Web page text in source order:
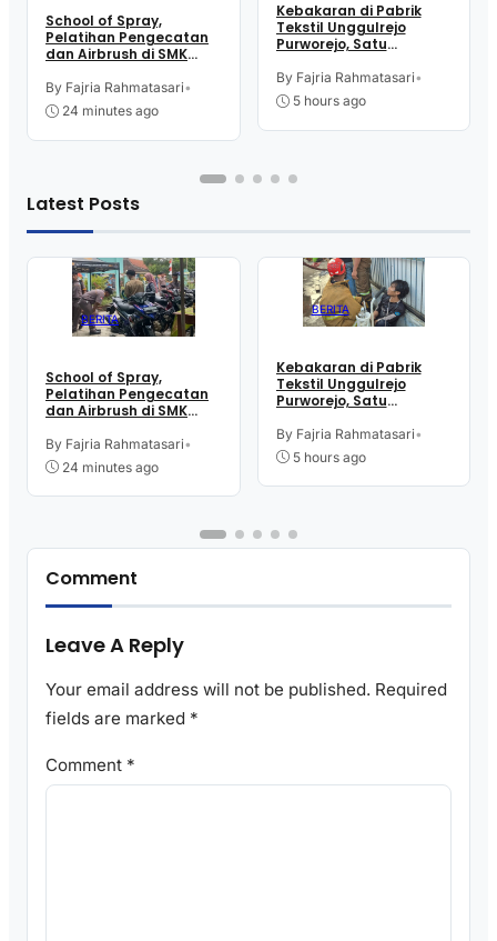
School of Spray,
Pelatihan Pengecatan
dan Airbrush di SMK
Kutoarjo
By Fajria Rahmatasari•
24 minutes ago
Kebakaran di Pabrik
Tekstil Unggulrejo
Purworejo, Satu
Tulang, Petugas
Damkar Sesak Nafas
By Fajria Rahmatasari•
5 hours ago
Latest Posts
BERITA
School of Spray,
Pelatihan Pengecatan
dan Airbrush di SMK
Kutoarjo
By Fajria Rahmatasari•
24 minutes ago
BERITA
Kebakaran di Pabrik
Tekstil Unggulrejo
Purworejo, Satu
Tulang, Petugas
Damkar Sesak Nafas
By Fajria Rahmatasari•
5 hours ago
Comment
Leave A Reply
Your email address will not be published. Required
fields are marked *
Comment *